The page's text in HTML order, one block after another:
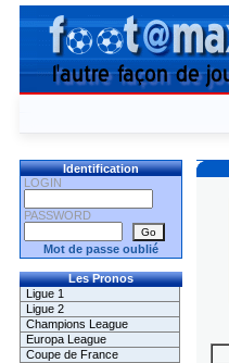
Identification
LOGIN
PASSWORD
Mot de passe oublié
Les Pronos
Ligue 1
Ligue 2
Champions League
Europa League
Coupe de France